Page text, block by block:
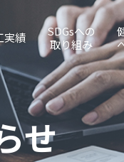
実績
SDGsへの
取り組み
せ